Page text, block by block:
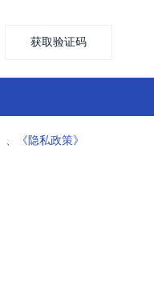
获取验证码
、 《隐私政策》